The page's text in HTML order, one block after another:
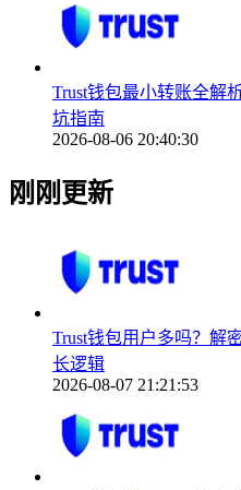
Trust钱包最小转账全解
坑指南
2026-08-06 20:40:30
刚刚更新
Trust钱包用户多吗？解
长逻辑
2026-08-07 21:21:53